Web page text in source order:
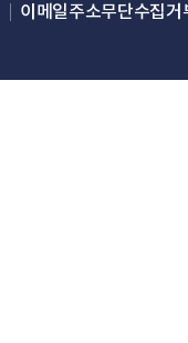
이메일주소무단수집거